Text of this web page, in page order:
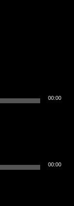
00:00
00:00